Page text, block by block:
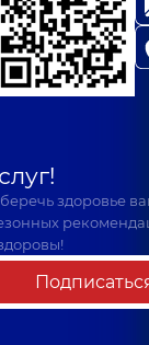
здоровье